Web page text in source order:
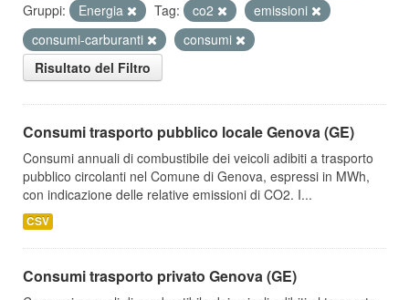
Gruppi:
Energia Tag: co2
emissioni
consumi-carburanti
consumi
Risultato del Filtro
Consumi trasporto pubblico locale Genova (GE)
Consumi annuali di combustibile dei veicoli adibiti a trasporto
pubblico circolanti nel Comune di Genova, espressi in MWh,
con indicazione delle relative emissioni di CO2. I...
CSV
Consumi trasporto privato Genova (GE)